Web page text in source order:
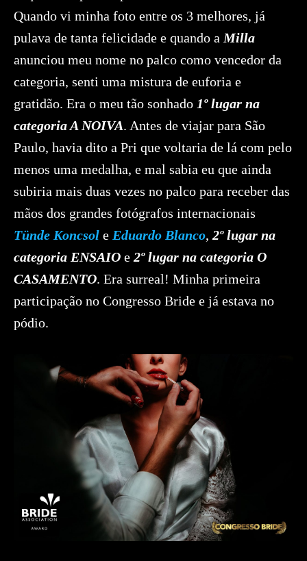
Quando vi minha foto entre os 3 melhores, já
pulava de tanta felicidade e quando a Milla
anunciou meu nome no palco como vencedor da
categoria, senti uma mistura de euforia e
gratidão. Era o meu tão sonhado 1º lugar na
categoria A NOIVA. Antes de viajar para São
Paulo, havia dito a Pri que voltaria de lá com pelo
menos uma medalha, e mal sabia eu que ainda
subiria mais duas vezes no palco para receber das
mãos dos grandes fotógrafos internacionais
Tünde Koncsol e Eduardo Blanco, 2º lugar na
categoria ENSAIO e 2º lugar na categoria O
CASAMENTO. Era surreal! Minha primeira
participação no Congresso Bride e já estava no
pódio.